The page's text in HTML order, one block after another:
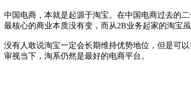
中国电商，本就是起源于淘宝。在中国电商过去的
最核心的商业本质没有变，而从2B业务起家的淘宝
没有人敢说淘宝一定会长期维持优势地位，但是可
审视当下，淘系仍然是最好的电商平台。